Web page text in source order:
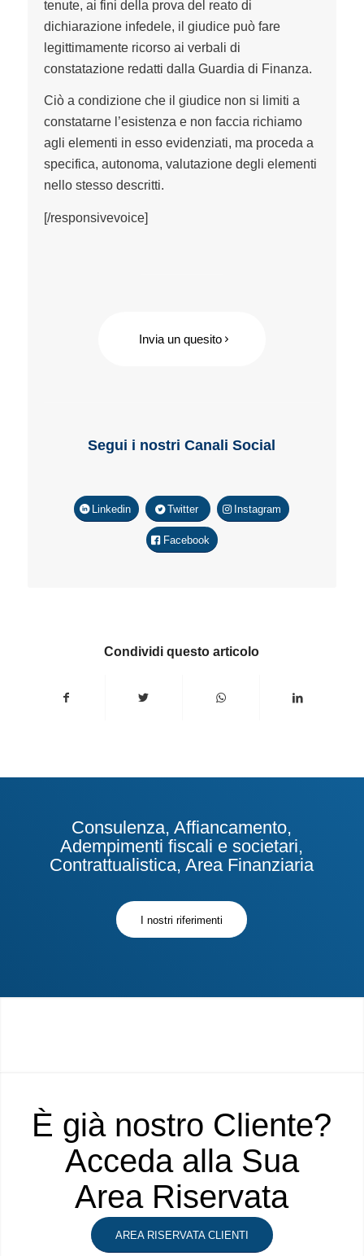
tenute, ai fini della prova del reato di
dichiarazione infedele, il giudice può fare
legittimamente ricorso ai verbali di
constatazione redatti dalla Guardia di Finanza.
Ciò a condizione che il giudice non si limiti a
constatarne l’esistenza e non faccia richiamo
agli elementi in esso evidenziati, ma proceda a
specifica, autonoma, valutazione degli elementi
nello stesso descritti.
[/responsivevoice]
Invia un quesito
Segui i nostri Canali Social
Linkedin Twitter Instagram
Facebook
Condividi questo articolo
Consulenza, Affiancamento,
Adempimenti fiscali e societari,
Contrattualistica, Area Finanziaria
I nostri riferimenti
È già nostro Cliente?
Acceda alla Sua
Area Riservata
AREA RISERVATA CLIENTI